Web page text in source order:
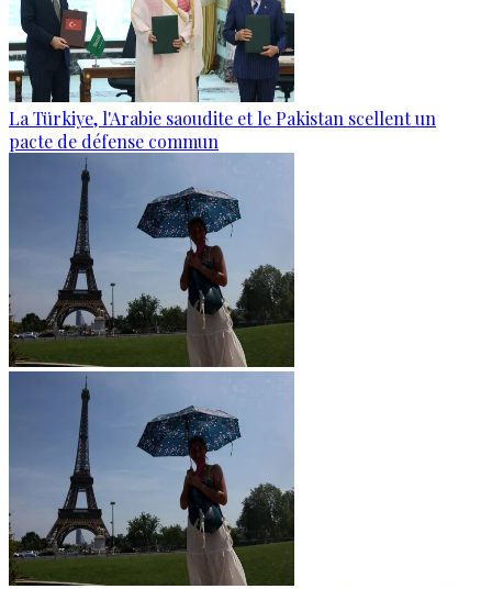
La Türkiye, l'Arabie saoudite et le Pakistan scellent un
pacte de défense commun